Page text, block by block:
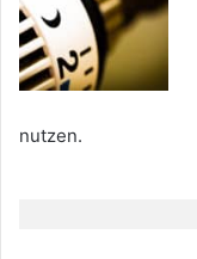
nutzen.